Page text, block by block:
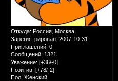
Откуда: Россия, Москва
Зарегистрирован: 2007-10-31
Приглашений: 0
Сообщений: 1321
Уважение: [+36/-0]
Позитив: [+78/-2]
Пол: Женский